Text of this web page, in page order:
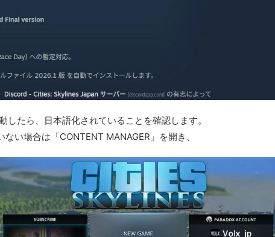
たら、日本語化されていることを確認します。
ない場合は「CONTENT MANAGER」を開き、